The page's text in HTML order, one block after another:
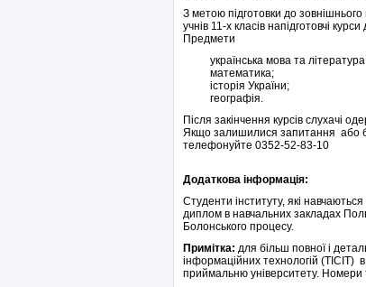
З метою підготовки до
учнів 11-х класів напідготовчі курси
Предмети
українська мова та
математика;
історія України;
географія.
Після закінчення курсів слухачі
Якщо залишилися запитання або
телефонуйте 0352-52-83-10
Додаткова інформація:
Студенти інституту, які
диплом в навчальних закладах
Болонського процесу.
Примітка: для більш повної і
інформаційних технологій (ТІСІТ)
приймальню університету. Номери